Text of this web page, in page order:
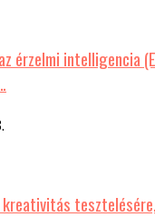
érzelmi intelligencia